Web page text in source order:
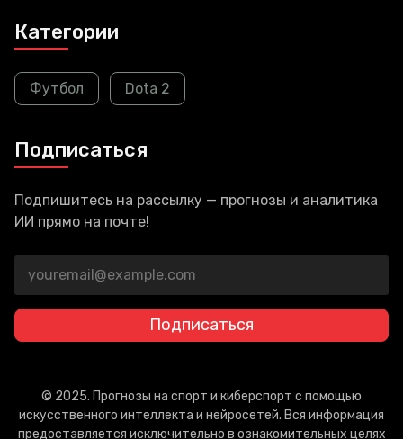
Категории
Футбол Dota 2
Подписаться
Подпишитесь на рассылку — прогнозы и аналитика
ИИ прямо на почте!
Подписаться
© 2025. Прогнозы на спорт и киберспорт с помощью
искусственного интеллекта и нейросетей. Вся информация
предоставляется исключительно в ознакомительных целях